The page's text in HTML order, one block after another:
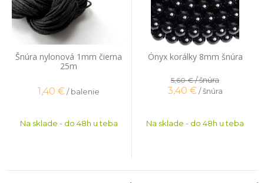
Šnúra nylonová 1mm čierna
25m
1,40 €/ balenie
Na sklade - do 48h u teba
Ónyx korálky 8mm šnúra
5,60 €/ šnúra
3,40 €/ šnúra
Na sklade - do 48h u teba